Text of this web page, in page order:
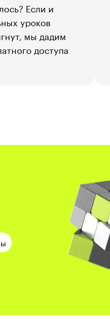
Если и
уроков
мы дадим
доступа